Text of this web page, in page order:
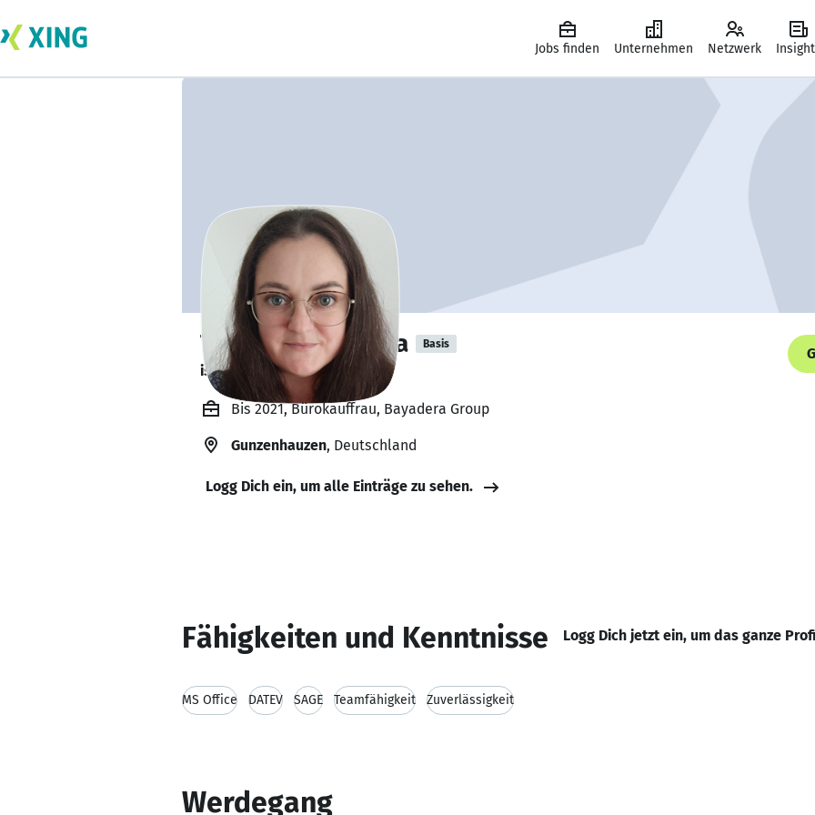
Jobs finden Unternehmen Netzwerk
Tetiana Kravtsova Basis
ist offen für Projekte. 🔎
Bis 2021, Bürokauffrau, Bayadera Group
Gunzenhauzen, Deutschland
Logg Dich ein, um alle Einträge zu sehen.
Fähigkeiten und Kenntnisse Logg Dich jetzt ein, um das ganze
MS Office DATEV SAGE Teamfähigkeit Zuverlässigkeit
Werdegang